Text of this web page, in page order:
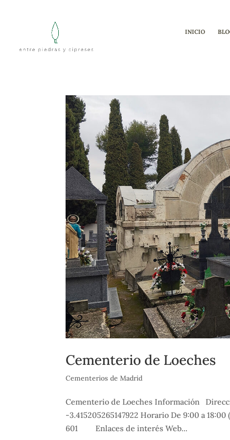
INICIO
Cementerio de Loeches
Cementerios de Madrid
Cementerio de Loeches Información
-3.415205265147922 Horario De 9:00 a
601 Enlaces de interés Web...